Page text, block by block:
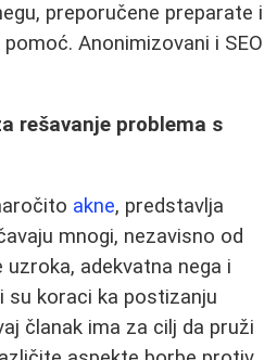
preporučene preparate i
Anonimizovani i SEO
rešavanje problema s
akne, predstavlja
mnogi, nezavisno od
adekvatna nega i
su koraci ka postizanju
članak ima za cilj da pruži